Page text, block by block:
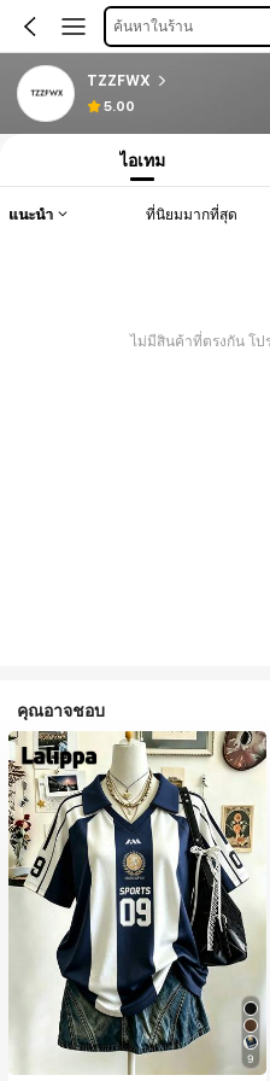
ค้นหาในร้าน
TZZFWX
5.00
ไอเทม
แนะนำ ที่นิยมมากที่สุด
ไม่มีสินค้าที่ตรงกัน โป
คุณอาจชอบ
9